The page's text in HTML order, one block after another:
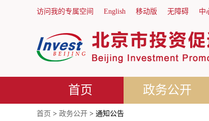
访问我的专属空间 English 移动版 无障碍 中
首页 政务公开
首页 > 政务公开 > 通知公告